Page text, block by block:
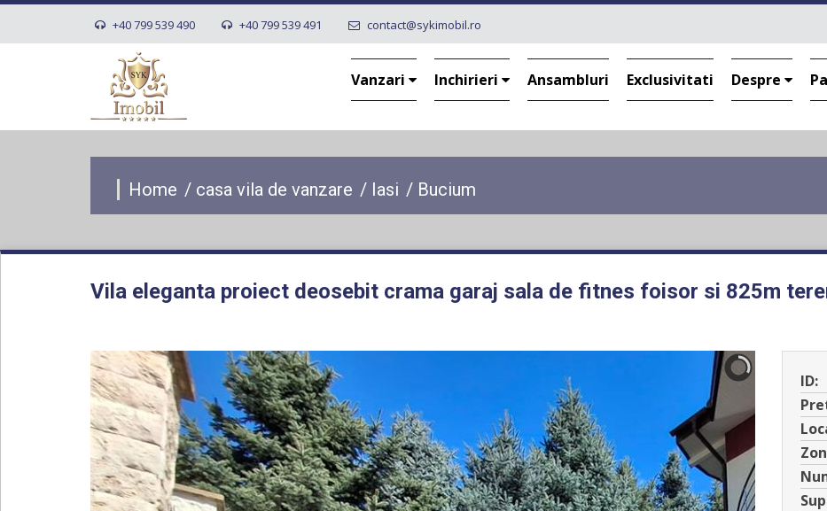
+40 799 539 490 +40 799 539 491 contact@sykimobil.ro
Vanzari Inchirieri Ansambluri Exclusivitati Despre
Home / casa vila de vanzare / Iasi / Bucium
Vila eleganta proiect deosebit crama garaj sala de fitnes foisor si 825m
ID: